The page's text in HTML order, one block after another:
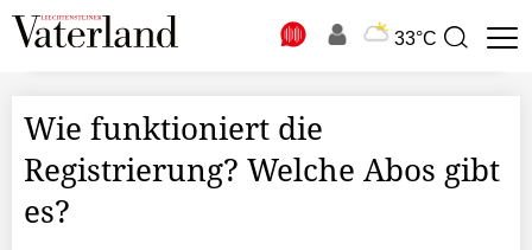
33°C
Suchbegriff
Wie funktioniert die
Registrierung? Welche Abos gibt
es?